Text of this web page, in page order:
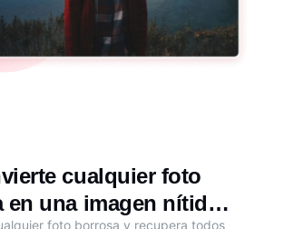
cualquier foto
en una imagen nítida y
foto borrosa y recupera todos